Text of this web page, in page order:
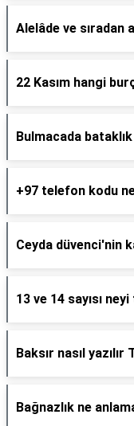
Alelâde ve sıradan
22 Kasım hangi
Bulmacada
+97 telefon kodu
Ceyda düvenci'nin
13 ve 14 sayısı
Baksır nasıl yazılır
Bağnazlık ne